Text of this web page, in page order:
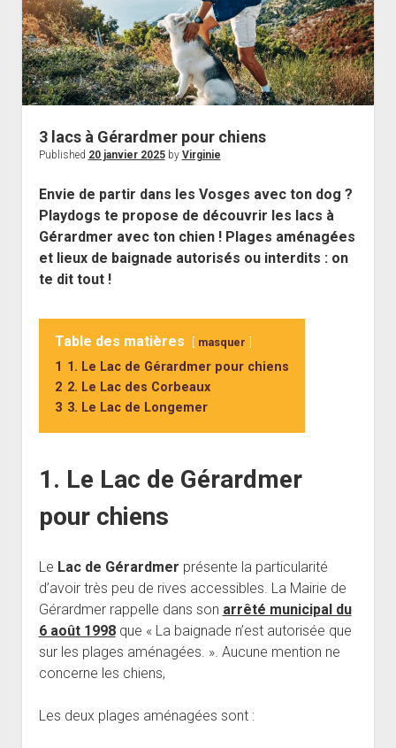
3 lacs à Gérardmer pour chiens
Published 20 janvier 2025by Virginie
Envie de partir dans les Vosges avec ton dog ?
Playdogs te propose de découvrir les lacs à
Gérardmer avec ton chien ! Plages aménagées
et lieux de baignade autorisés ou interdits : on
te dit tout !
Table des matières masquer
1 1. Le Lac de Gérardmer pour chiens
2 2. Le Lac des Corbeaux
3 3. Le Lac de Longemer
1. Le Lac de Gérardmer
pour chiens
Le Lac de Gérardmer présente la particularité
d’avoir très peu de rives accessibles. La Mairie de
Gérardmer rappelle dans son arrêté municipal du
6 août 1998que « La baignade n’est autorisée que
sur les plages aménagées. ». Aucune mention ne
concerne les chiens,
Les deux plages aménagées sont :